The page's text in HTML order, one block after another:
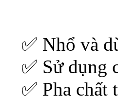
✅ Nhổ và
✅ Sử dụng
✅ Pha